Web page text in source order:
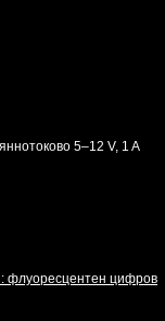
5–12 V, 1 A
флуоресцентен цифров